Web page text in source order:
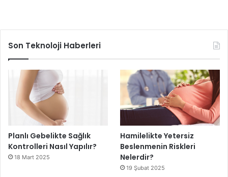
Son Teknoloji Haberleri
Planlı Gebelikte Sağlık
Kontrolleri Nasıl Yapılır?
18 Mart 2025
Hamilelikte Yetersiz
Beslenmenin Riskleri
Nelerdir?
19 Şubat 2025